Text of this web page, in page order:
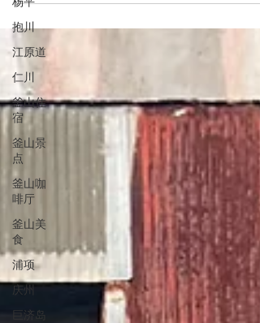
抱川
江原道
仁川
釜山住
宿
釜山景
点
釜山咖
啡厅
釜山美
食
浦项
庆州
巨济岛
正规执照、固定司机团队、专业中文导游。
不是代订，不是中间转手。 他们做的不是“
行程”， 而是“一团一服务”。 ✔ 一团一车，
专属司机 ✔ 专属中文导游全程陪同 ✔ 行程
据家庭成员量身定制 ✔ 精选弘大 / 市区大房
型住宿 ✔ 在地人才知道的餐厅安排 ✔ 带长
辈、带孩子也能安心走 尤其是家庭旅行， 私
人团的差距会非常明显。 不赶时间， 不被丢
在购物点， 不需要自己硬撑行程。 你只负责
买机票。 落地之后的交通、住宿、吃、玩、
协调—— 全部有人负责。 韩国当然好玩。
前提是，你不累。